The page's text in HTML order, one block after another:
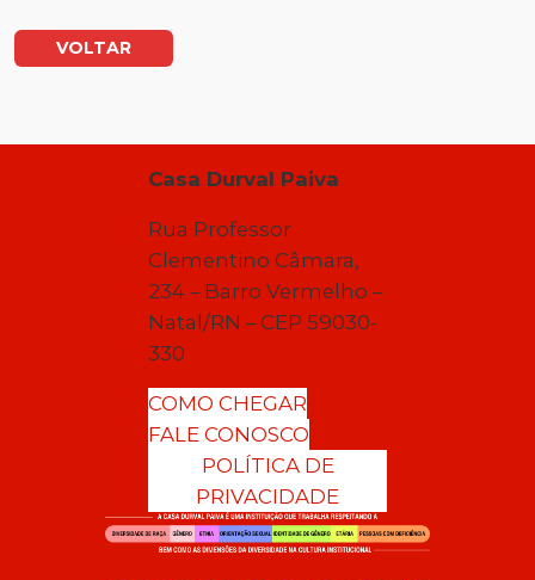
VOLTAR
Casa Durval Paiva
Rua Professor
Clementino Câmara,
234 – Barro Vermelho –
Natal/RN – CEP 59030-
330
COMO CHEGAR
FALE CONOSCO
POLÍTICA DE
PRIVACIDADE